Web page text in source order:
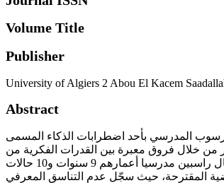
Volume Title
Publisher
Abstract
المدرسي بأحد اضطرابات الذكاء المسمى
خلال فروق معبرة بين القدرات الفكرية من
خلال اختباري : سلالم الفكر المنطقي و السلالم الفارقية للفعاليات الفكرية. تمّ الاعتماد في هذه الدراسة على المنهج العيادي، من خلال دراسة 10 حالة لأطفال راسبين مدرسيا أعمارهم 9 سنوات و10 حالات
المقترحة، حيث سجّل عدم التناسق المعرفي